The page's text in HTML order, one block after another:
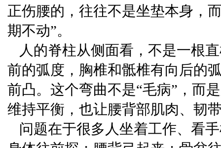
正伤腰的，往往不是坐垫本身，
期不动”。
人的脊柱从侧面看，不是一根
前的弧度，胸椎和骶椎有向后的
前凸。这个弯曲不是“毛病”，而
维持平衡，也让腰背部肌肉、韧
问题在于很多人坐着工作、看